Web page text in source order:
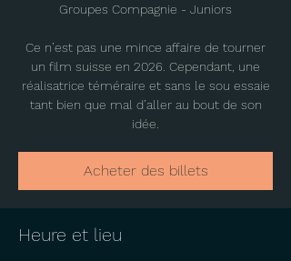
Groupes Compagnie - Juniors
Ce n’est pas une mince affaire de tourner
un film suisse en 2026. Cependant, une
réalisatrice téméraire et sans le sou essaie
tant bien que mal d’aller au bout de son
idée.
Acheter des billets
Heure et lieu